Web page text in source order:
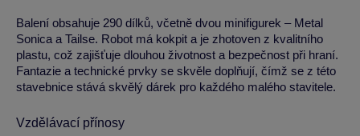
Balení obsahuje 290 dílků, včetně dvou minifigurek – Metal
Sonica a Tailse. Robot má kokpit a je zhotoven z kvalitního
plastu, což zajišťuje dlouhou životnost a bezpečnost při hraní.
Fantazie a technické prvky se skvěle doplňují, čímž se z této
stavebnice stává skvělý dárek pro každého malého stavitele.
Vzdělávací přínosy